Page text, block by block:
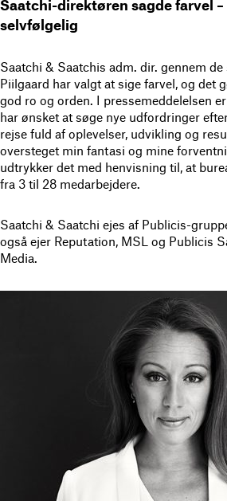
Saatchi-direktøren sagde farvel
selvfølgelig
Saatchi & Saatchis adm. dir. gennem de
Piilgaard har valgt at sige farvel, og det
god ro og orden. I pressemeddelelsen
har ønsket at søge nye udfordringer
rejse fuld af oplevelser, udvikling og
oversteget min fantasi og mine
udtrykker det med henvisning til, at
fra 3 til 28 medarbejdere.
Saatchi & Saatchi ejes af Publicis-
også ejer Reputation, MSL og Publicis
Media.